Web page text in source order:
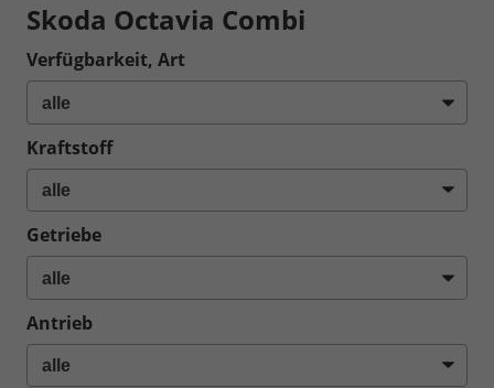
Skoda Octavia Combi
Verfügbarkeit, Art
Kraftstoff
Getriebe
Antrieb